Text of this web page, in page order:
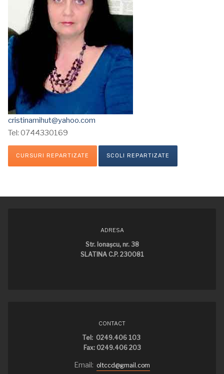
cristinamihut@yahoo.com
Tel: 0744330169
CURSURI REPARTIZATE SCOLI REPARTIZATE
ADRESA
Str. Ionaşcu, nr. 38
SLATINA C.P. 230081
CONTACT
Tel: 0249.406 103
Fax: 0249.406 203
Email: oltccd@gmail.com